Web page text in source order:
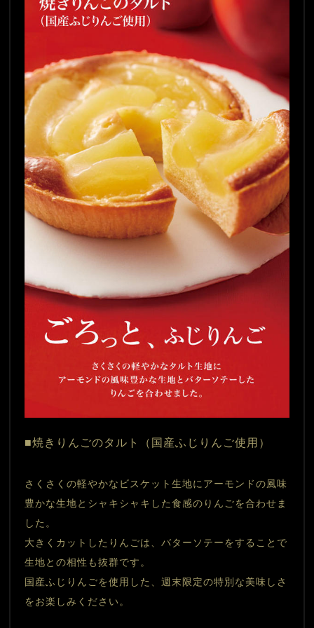
■焼きりんごのタルト（国産ふじりんご使用）
さくさくの軽やかなビスケット生地にアーモンドの風味
豊かな生地とシャキシャキした食感のりんごを合わせま
した。
大きくカットしたりんごは、バターソテーをすることで
生地との相性も抜群です。
国産ふじりんごを使用した、週末限定の特別な美味しさ
をお楽しみください。